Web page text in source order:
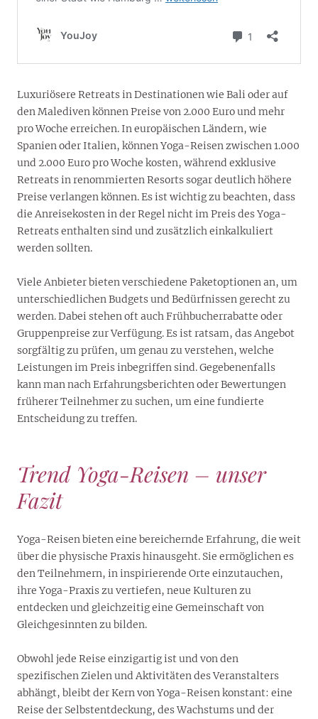
Luxuriösere Retreats in Destinationen wie Bali oder auf
den Malediven können Preise von 2.000 Euro und mehr
pro Woche erreichen. In europäischen Ländern, wie
Spanien oder Italien, können Yoga-Reisen zwischen 1.000
und 2.000 Euro pro Woche kosten, während exklusive
Retreats in renommierten Resorts sogar deutlich höhere
Preise verlangen können. Es ist wichtig zu beachten, dass
die Anreisekosten in der Regel nicht im Preis des Yoga-
Retreats enthalten sind und zusätzlich einkalkuliert
werden sollten.
Viele Anbieter bieten verschiedene Paketoptionen an, um
unterschiedlichen Budgets und Bedürfnissen gerecht zu
werden. Dabei stehen oft auch Frühbucherrabatte oder
Gruppenpreise zur Verfügung. Es ist ratsam, das Angebot
sorgfältig zu prüfen, um genau zu verstehen, welche
Leistungen im Preis inbegriffen sind. Gegebenenfalls
kann man nach Erfahrungsberichten oder Bewertungen
früherer Teilnehmer zu suchen, um eine fundierte
Entscheidung zu treffen.
Trend Yoga-Reisen – unser
Fazit
Yoga-Reisen bieten eine bereichernde Erfahrung, die weit
über die physische Praxis hinausgeht. Sie ermöglichen es
den Teilnehmern, in inspirierende Orte einzutauchen,
ihre Yoga-Praxis zu vertiefen, neue Kulturen zu
entdecken und gleichzeitig eine Gemeinschaft von
Gleichgesinnten zu bilden.
Obwohl jede Reise einzigartig ist und von den
spezifischen Zielen und Aktivitäten des Veranstalters
abhängt, bleibt der Kern von Yoga-Reisen konstant: eine
Reise der Selbstentdeckung, des Wachstums und der